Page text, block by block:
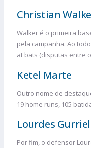
Christian
Walker é o primeira
pela campanha. Ao
at bats (disputas entre
Ketel Marte
Outro nome de
19 home runs, 105
Lourdes Gurriel
Por fim, o defensor